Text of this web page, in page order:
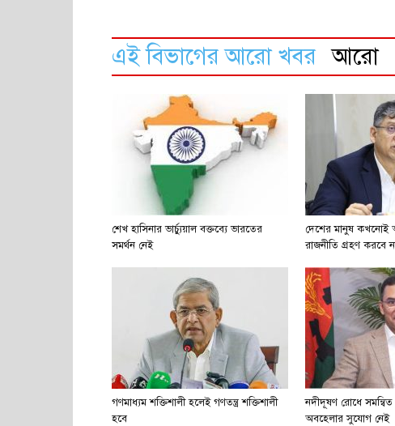
এই বিভাগের আরো খবর আরো
শেখ হাসিনার ভার্চ্যুয়াল বক্তব্যে ভারতের
সমর্থন নেই
দেশের মানুষ কখনোই
রাজনীতি গ্রহণ করবে
গণমাধ্যম শক্তিশালী হলেই গণতন্ত্র শক্তিশালী
হবে
নদীদূষণ রোধে
অবহেলার সুযোগ নেই